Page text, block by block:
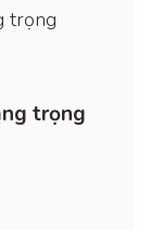
trọng